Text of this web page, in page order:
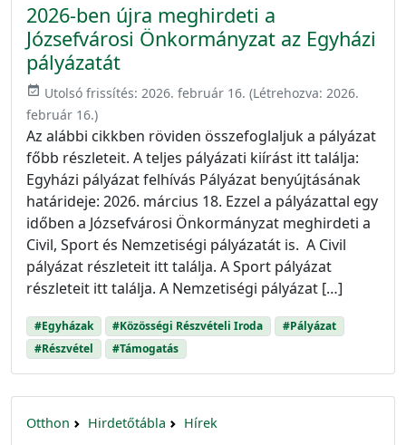
2026-ben újra meghirdeti a
Józsefvárosi Önkormányzat az Egyházi
pályázatát
event_available Utolsó frissítés: 2026. február 16. (Létrehozva: 2026.
február 16.)
Az alábbi cikkben röviden összefoglaljuk a pályázat
főbb részleteit. A teljes pályázati kiírást itt találja:
Egyházi pályázat felhívás Pályázat benyújtásának
határideje: 2026. március 18. Ezzel a pályázattal egy
időben a Józsefvárosi Önkormányzat meghirdeti a
Civil, Sport és Nemzetiségi pályázatát is. A Civil
pályázat részleteit itt találja. A Sport pályázat
részleteit itt találja. A Nemzetiségi pályázat […]
#Egyházak #Közösségi Részvételi Iroda
#Pályázat
#Részvétel
#Támogatás
Otthon Hirdetőtábla Hírek